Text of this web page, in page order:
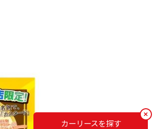
カーリースを探す